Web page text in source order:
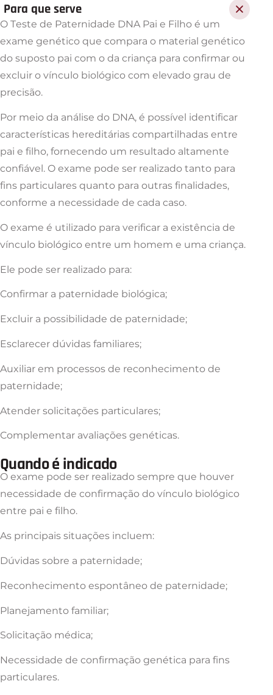
Para que serve
O Teste de Paternidade DNA Pai e Filho é um
exame genético que compara o material genético
do suposto pai com o da criança para confirmar ou
excluir o vínculo biológico com elevado grau de
precisão.
Por meio da análise do DNA, é possível identificar
características hereditárias compartilhadas entre
pai e filho, fornecendo um resultado altamente
confiável. O exame pode ser realizado tanto para
fins particulares quanto para outras finalidades,
conforme a necessidade de cada caso.
O exame é utilizado para verificar a existência de
vínculo biológico entre um homem e uma criança.
Ele pode ser realizado para:
Confirmar a paternidade biológica;
Excluir a possibilidade de paternidade;
Esclarecer dúvidas familiares;
Auxiliar em processos de reconhecimento de
paternidade;
Atender solicitações particulares;
Complementar avaliações genéticas.
Quando é indicado
O exame pode ser realizado sempre que houver
necessidade de confirmação do vínculo biológico
entre pai e filho.
As principais situações incluem:
Dúvidas sobre a paternidade;
Reconhecimento espontâneo de paternidade;
Planejamento familiar;
Solicitação médica;
Necessidade de confirmação genética para fins
particulares.